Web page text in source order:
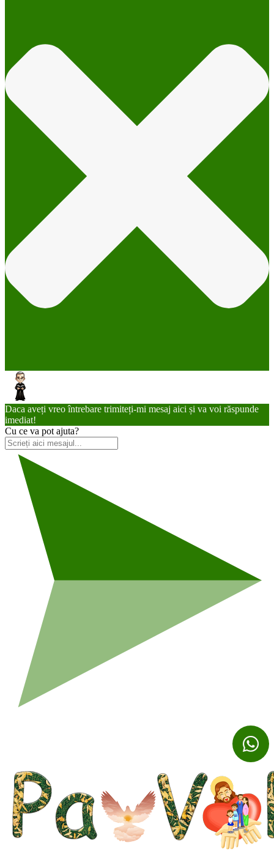
Daca aveți vreo întrebare trimiteți-mi mesaj aici și va voi răspunde
imediat!
Cu ce va pot ajuta?